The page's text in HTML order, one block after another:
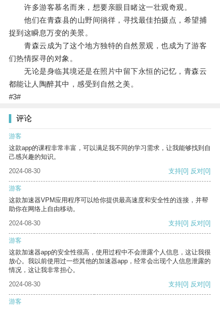
许多游客慕名而来，想要亲眼目睹这一壮观奇观。
他们在青森县的山野间徜徉，寻找最佳拍摄点，希望捕
捉到这瞬息万变的美景。
青森云成为了这个地方独特的自然景观，也成为了游客
们热情探寻的对象。
无论是身临其境还是在照片中留下永恒的记忆，青森云
都能让人陶醉其中，感受到自然之美。
#3#
评论
游客
这款app的课程非常丰富，可以满足我不同的学习需求，让我能够找到自
己感兴趣的知识。
2024-08-30
支持[0] 反对[0]
游客
这款加速器VPM应用程序可以给你提供最高速度和安全性的连接，并帮
助你在网络上自由移动。
2024-08-30
支持[0] 反对[0]
游客
这款加速器app的安全性很高，使用过程中不会泄露个人信息，这让我很
放心。我以前使用过一些其他的加速器app，经常会出现个人信息泄露的
情况，这让我非常担心。
2024-08-30
支持[0] 反对[0]
游客